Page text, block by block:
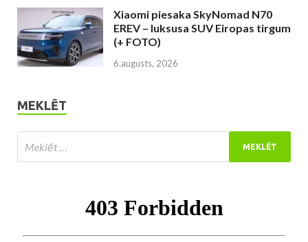
Xiaomi piesaka SkyNomad N70
EREV – luksusa SUV Eiropas tirgum
(+ FOTO)
6.augusts, 2026
MEKLĒT